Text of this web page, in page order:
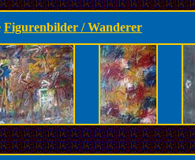
Figurenbilder / Wanderer